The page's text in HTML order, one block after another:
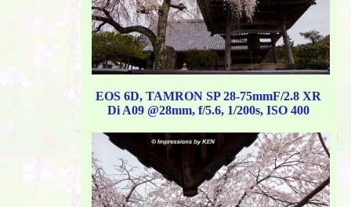
EOS 6D, TAMRON SP 28-75mmF/2.8 XR
Di A09 @28mm, f/5.6, 1/200s, ISO 400